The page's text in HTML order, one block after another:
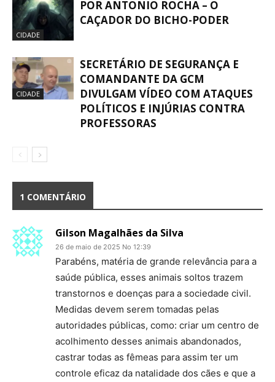
CIDADE
POR ANTONIO ROCHA – O
CAÇADOR DO BICHO-PODER
CIDADE
SECRETÁRIO DE SEGURANÇA E
COMANDANTE DA GCM
DIVULGAM VÍDEO COM ATAQUES
POLÍTICOS E INJÚRIAS CONTRA
PROFESSORAS
1 COMENTÁRIO
Gilson Magalhães da Silva
26 de maio de 2025 No 12:39
Parabéns, matéria de grande relevância para a
saúde pública, esses animais soltos trazem
transtornos e doenças para a sociedade civil.
Medidas devem serem tomadas pelas
autoridades públicas, como: criar um centro de
acolhimento desses animais abandonados,
castrar todas as fêmeas para assim ter um
controle eficaz da natalidade dos cães e que a